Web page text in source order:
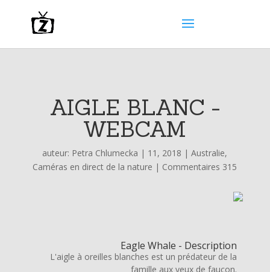
AIGLE BLANC -
WEBCAM
auteur: Petra Chlumecka | 11, 2018 |Australie,
Caméras en direct de la nature | Commentaires 315
Eagle Whale - Description
L'aigle à oreilles blanches est un prédateur de la
famille aux yeux de faucon.